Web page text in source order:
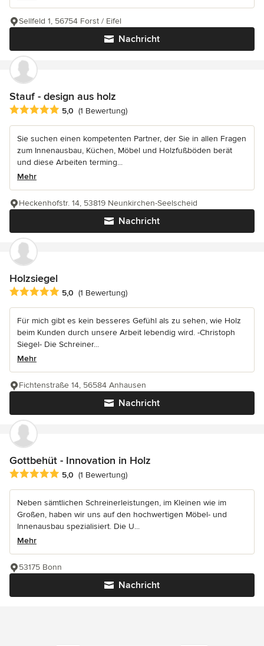
Nachricht
Sellfeld 1, 56754 Forst / Eifel
Stauf - design aus holz
Durchschnittliche Bewertung: 5 von 5 Sternen
5,0 (1 Bewertung)
Sie suchen einen kompetenten Partner, der Sie in allen Fragen
zum Innenausbau, Küchen, Möbel und Holzfußböden berät
und diese Arbeiten terming...
Mehr
Nachricht
Heckenhofstr. 14, 53819 Neunkirchen-Seelscheid
Holzsiegel
Durchschnittliche Bewertung: 5 von 5 Sternen
5,0 (1 Bewertung)
Für mich gibt es kein besseres Gefühl als zu sehen, wie Holz
beim Kunden durch unsere Arbeit lebendig wird. -Christoph
Siegel- Die Schreiner...
Mehr
Nachricht
Fichtenstraße 14, 56584 Anhausen
Gottbehüt - Innovation in Holz
Durchschnittliche Bewertung: 5 von 5 Sternen
5,0 (1 Bewertung)
Neben sämtlichen Schreinerleistungen, im Kleinen wie im
Großen, haben wir uns auf den hochwertigen Möbel- und
Innenausbau spezialisiert. Die U...
Mehr
Nachricht
53175 Bonn